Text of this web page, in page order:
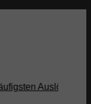
Auslöser bei